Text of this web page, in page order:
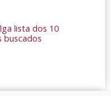
lista dos 10
buscados